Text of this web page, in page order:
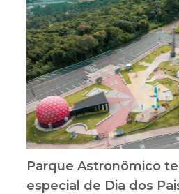
Parque Astronômico
especial de Dia dos